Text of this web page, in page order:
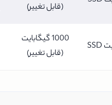
(قابل تغییر)
1000 گیگابایت
(قابل تغییر)